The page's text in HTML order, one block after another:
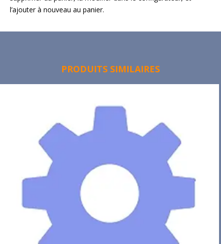
l’ajouter à nouveau au panier.
PRODUITS SIMILAIRES